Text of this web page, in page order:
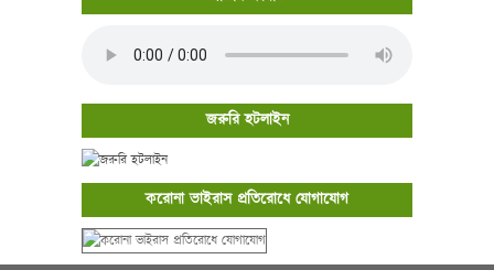
জরুরি হটলাইন
করোনা ভাইরাস প্রতিরোধে যোগাযোগ